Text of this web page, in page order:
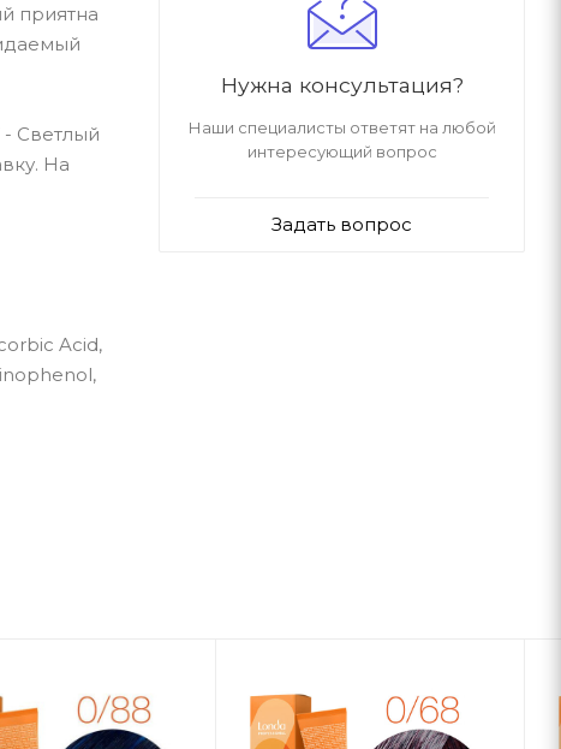
приятна
- Светлый
На
Acid,
Нужна консультация?
Наши специалисты ответят на любой
интересующий вопрос
Задать вопрос